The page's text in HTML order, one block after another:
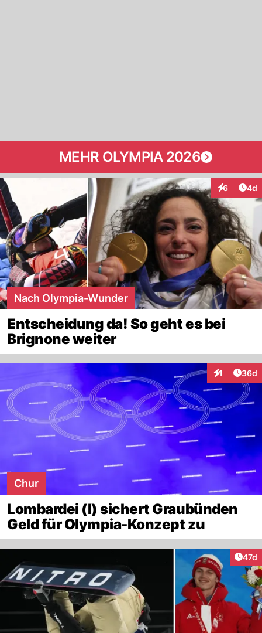
MEHR OLYMPIA 2026
6 4d
Nach Olympia-Wunder
Entscheidung da! So geht es bei
Brignone weiter
1
Interaktionen
36d
Chur
Lombardei (I) sichert Graubünden
Geld für Olympia-Konzept zu
47d